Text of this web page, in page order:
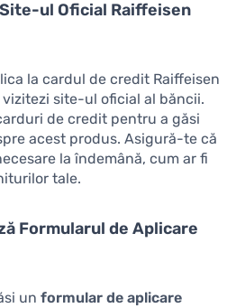
ul Oficial Raiffeisen
la cardul de credit Raiffeisen
site-ul oficial al băncii.
de credit pentru a găsi
acest produs. Asigură-te că
la îndemână, cum ar fi
tale.
Formularul de Aplicare
un formular de aplicare